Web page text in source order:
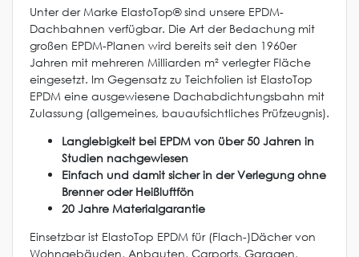
Unter der Marke ElastoTop® sind unsere EPDM-
Dachbahnen verfügbar. Die Art der Bedachung mit
großen EPDM-Planen wird bereits seit den 1960er
Jahren mit mehreren Milliarden m² verlegter Fläche
eingesetzt. Im Gegensatz zu Teichfolien ist ElastoTop
EPDM eine ausgewiesene Dachabdichtungsbahn mit
Zulassung (allgemeines, bauaufsichtliches Prüfzeugnis).
Langlebigkeit bei EPDM von über 50 Jahren in
Studien nachgewiesen
Einfach und damit sicher in der Verlegung ohne
Brenner oder Heißluftfön
20 Jahre Materialgarantie
Einsetzbar ist ElastoTop EPDM für (Flach-)Dächer von
Wohngebäuden, Anbauten, Carports, Garagen,